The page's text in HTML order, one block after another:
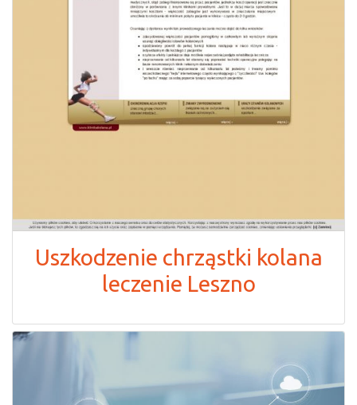
Uszkodzenie chrząstki kolana
leczenie Leszno